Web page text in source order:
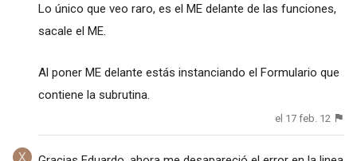
Lo único que veo raro, es el ME delante de las funciones,
sacale el ME.
Al poner ME delante estás instanciando el Formulario que
contiene la subrutina.
el 17 feb. 12